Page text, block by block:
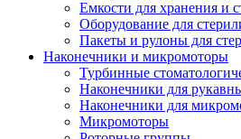
Емкости для хранения и
Оборудование для
Пакеты и рулоны для
Наконечники и микромоторы
Турбинные
Наконечники для
Наконечники для
Микромоторы